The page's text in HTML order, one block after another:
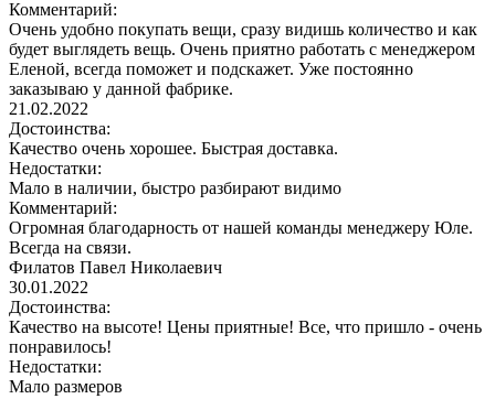
Комментарий:
Очень удобно покупать вещи, сразу видишь количество и как
будет выглядеть вещь. Очень приятно работать с менеджером
Еленой, всегда поможет и подскажет. Уже постоянно
заказываю у данной фабрике.
21.02.2022
Достоинства:
Качество очень хорошее. Быстрая доставка.
Недостатки:
Мало в наличии, быстро разбирают видимо
Комментарий:
Огромная благодарность от нашей команды менеджеру Юле.
Всегда на связи.
Филатов Павел Николаевич
30.01.2022
Достоинства:
Качество на высоте! Цены приятные! Все, что пришло - очень
понравилось!
Недостатки:
Мало размеров